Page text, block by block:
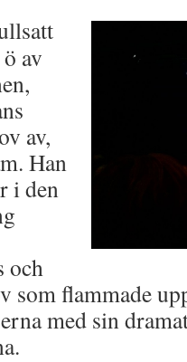
av
av,
Han
i den
och
som flammade
med sin